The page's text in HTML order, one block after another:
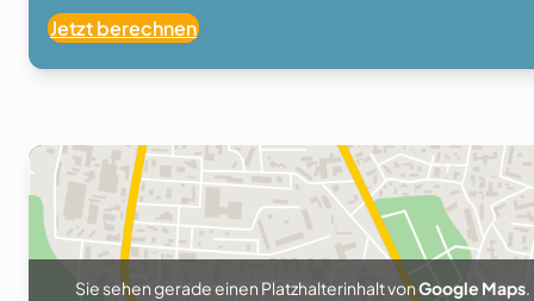
Jetzt berechnen
Sie sehen gerade einen Platzhalterinhalt vonGoogle Maps